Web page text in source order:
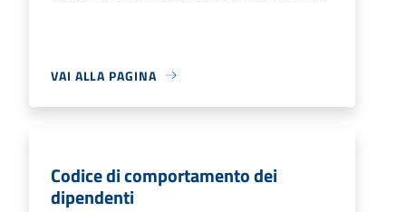
VAI ALLA PAGINA
Codice di comportamento dei
dipendenti